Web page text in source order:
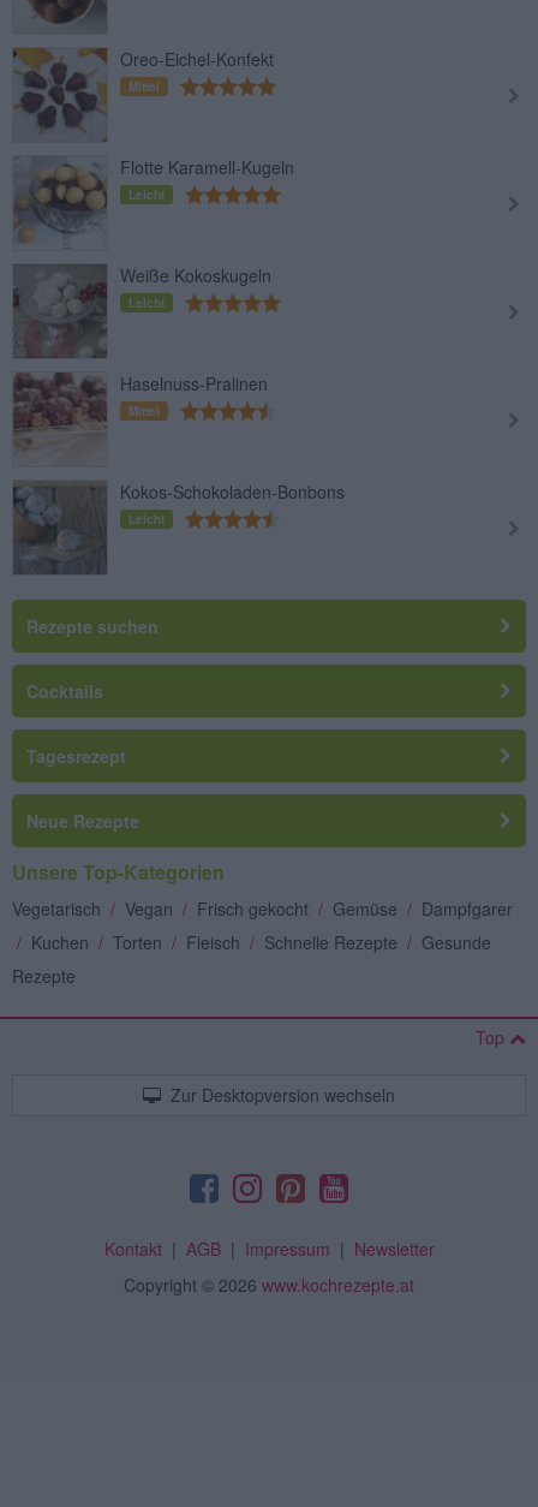
Oreo-Eichel-Konfekt
Mittel
Flotte Karamell-Kugeln
Leicht
Weiße Kokoskugeln
Leicht
Haselnuss-Pralinen
Mittel
Kokos-Schokoladen-Bonbons
Leicht
Rezepte suchen
Cocktails
Tagesrezept
Neue Rezepte
Unsere Top-Kategorien
Vegetarisch / Vegan / Frisch gekocht / Gemüse / Dampfgarer
/ Kuchen / Torten / Fleisch / Schnelle Rezepte / Gesunde
Rezepte
Top
Zur Desktopversion wechseln
Kontakt| AGB| Impressum | Newsletter
Copyright © 2026 www.kochrezepte.at